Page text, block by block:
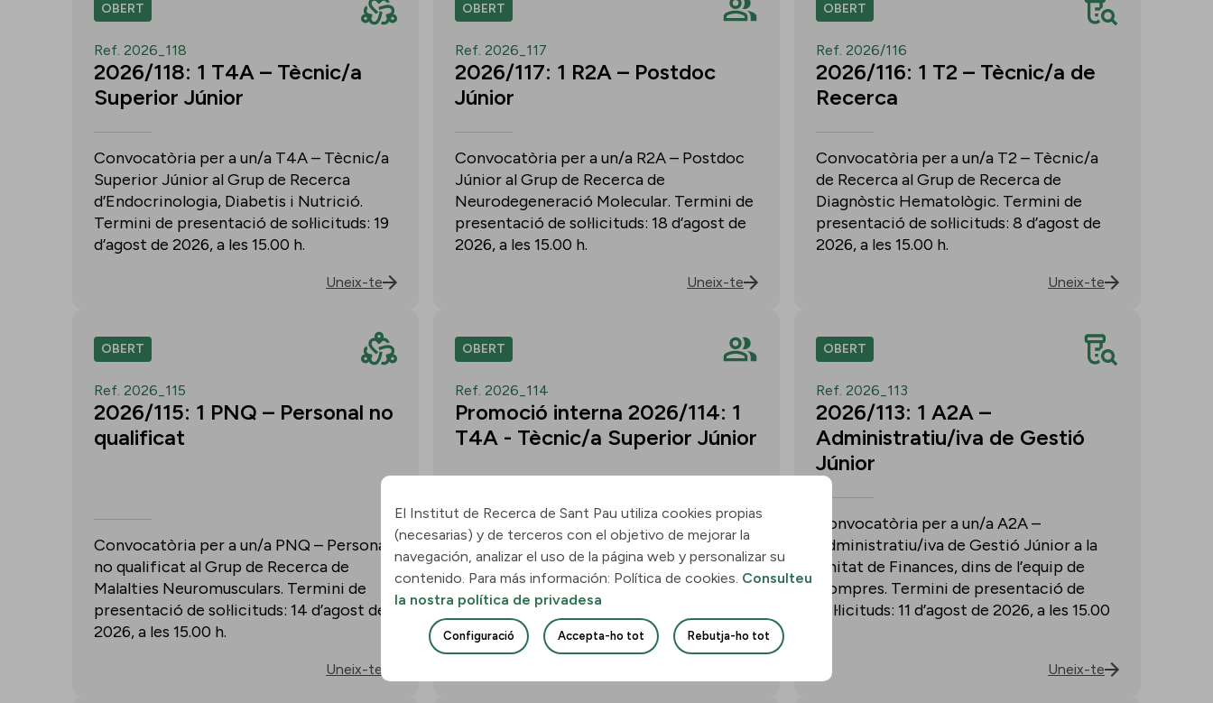
OBERT
Ref. 2026_118
2026/118: 1 T4A – Tècnic/a
Superior Júnior
Convocatòria per a un/a T4A – Tècnic/a
Superior Júnior al Grup de Recerca
d’Endocrinologia, Diabetis i Nutrició.
Termini de presentació de sol·licituds: 19
d’agost de 2026, a les 15.00 h.
Uneix-te
OBERT
Ref. 2026_117
2026/117: 1 R2A – Postdoc
Júnior
Convocatòria per a un/a R2A – Postdoc
Júnior al Grup de Recerca de
Neurodegeneració Molecular. Termini de
presentació de sol·licituds: 18 d’agost de
2026, a les 15.00 h.
Uneix-te
OBERT
Ref. 2026/116
2026/116: 1 T2 – Tècnic/a de
Recerca
Convocatòria per a un/a T2 – Tècnic/a
de Recerca al Grup de Recerca de
Diagnòstic Hematològic. Termini de
presentació de sol·licituds: 8 d’agost de
2026, a les 15.00 h.
Uneix-te
OBERT
Ref. 2026_115
2026/115: 1 PNQ – Personal no
qualificat
Convocatòria per a un/a PNQ – Personal
no qualificat al Grup de Recerca de
Malalties Neuromusculars. Termini de
presentació de sol·licituds: 14 d’agost de
2026, a les 15.00 h.
Uneix-te
OBERT
Ref. 2026_114
Promoció interna 2026/114: 1
T4A - Tècnic/a Superior Júnior
Convocatòria per a un/a T4A - Tècnic/a
Superior Júnior al grup Neurobiologia de
les Demències - Multilingual Aphasia &
Dementia Research Lab. Termini: 11
d’agost de 2026, 15.00 h.
OBERT
Ref. 2026_113
2026/113: 1 A2A –
Administratiu/iva de Gestió
Júnior
Convocatòria per a un/a A2A –
Administratiu/iva de Gestió Júnior a la
Unitat de Finances, dins de l’equip de
Compres. Termini de presentació de
sol·licituds: 11 d’agost de 2026, a les 15.00
Uneix-te
El Institut de Recerca de Sant Pau utiliza cookies propias
(necesarias) y de terceros con el objetivo de mejorar la
navegación, analizar el uso de la página web y personalizar su
contenido. Para más información: Política de cookies. Consulteu
la nostra política de privadesa
Configuració Accepta-ho tot Rebutja-ho tot